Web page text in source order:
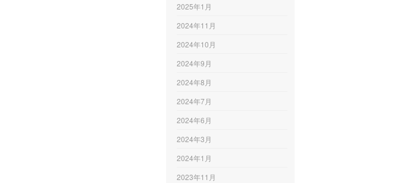
2025年1月
2024年11月
2024年10月
2024年9月
2024年8月
2024年7月
2024年6月
2024年3月
2024年1月
2023年11月